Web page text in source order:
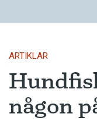
ARTIKLAR
någon